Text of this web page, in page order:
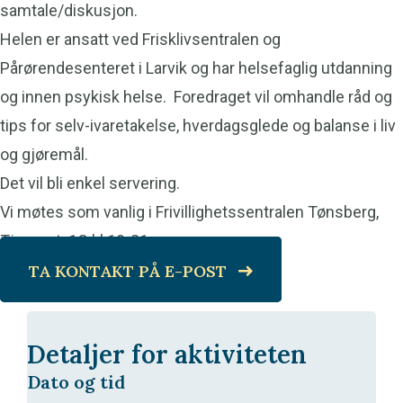
samtale/diskusjon.
Helen er ansatt ved Frisklivsentralen og
Pårørendesenteret i Larvik og har helsefaglig utdanning
og innen psykisk helse. Foredraget vil omhandle råd og
tips for selv-ivaretakelse, hverdagsglede og balanse i liv
og gjøremål.
Det vil bli enkel servering.
Vi møtes som vanlig i Frivillighetssentralen Tønsberg,
Tjømegt. 1C kl 19-21.
TA KONTAKT PÅ E-POST
Detaljer for aktiviteten
Dato og tid